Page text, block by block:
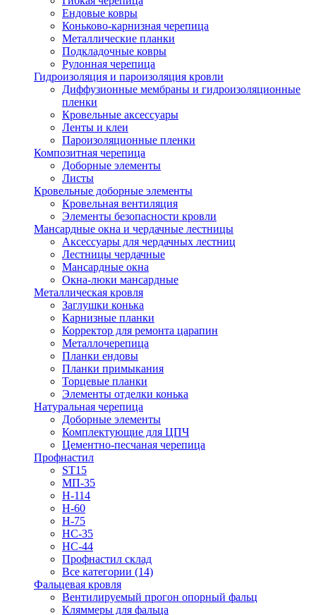
Ендовые ковры
Коньково-карнизная черепица
Металлические планки
Подкладочные ковры
Рулонная черепица
Гидроизоляция и пароизоляция кровли
Диффузионные мембраны и гидроизоляционные
пленки
Кровельные аксессуары
Ленты и клеи
Пароизоляционные пленки
Композитная черепица
Доборные элементы
Листы
Кровельные доборные элементы
Кровельная вентиляция
Элементы безопасности кровли
Мансардные окна и чердачные лестницы
Аксессуары для чердачных лестниц
Лестницы чердачные
Мансардные окна
Окна-люки мансардные
Металлическая кровля
Заглушки конька
Карнизные планки
Корректор для ремонта царапин
Металлочерепица
Планки ендовы
Планки примыкания
Торцевые планки
Элементы отделки конька
Натуральная черепица
Доборные элементы
Комплектующие для ЦПЧ
Цементно-песчаная черепица
Профнастил
ST15
МП-35
Н-114
Н-60
Н-75
НС-35
НС-44
Профнастил склад
Все категории (14)
Фальцевая кровля
Вентилируемый прогон опорный фальц
Кляммеры для фальца